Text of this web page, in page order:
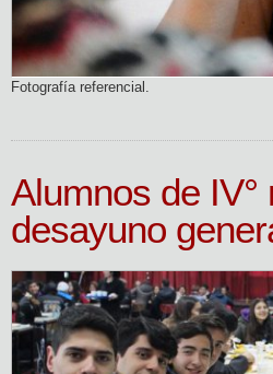
Fotografía referencial.
Alumnos de
desayuno